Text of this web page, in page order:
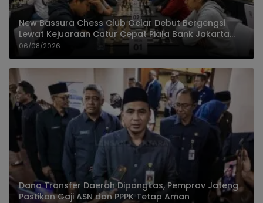
New Bassura Chess Club Gelar Debut Bergengsi
Lewat Kejuaraan Catur Cepat Piala Bank Jakarta
2026
06/08/2026
Dana Transfer Daerah Dipangkas, Pemprov Jateng
Pastikan Gaji ASN dan PPPK Tetap Aman